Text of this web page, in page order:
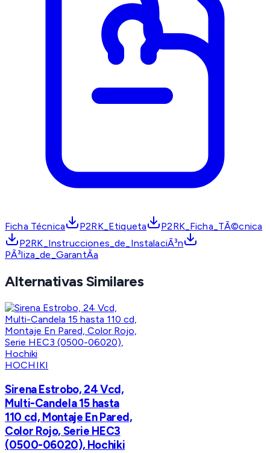
Ficha Técnica P2RK_Etiqueta
P2RK_Ficha_TÃ©cnica
P2RK_Instrucciones_de_InstalaciÃ³n
PÃ³liza_de_GarantÃ­a
Alternativas Similares
HOCHIKI
Sirena Estrobo, 24 Vcd,
Multi-Candela 15 hasta
110 cd, Montaje En Pared,
Color Rojo, Serie HEC3
(0500-06020), Hochiki